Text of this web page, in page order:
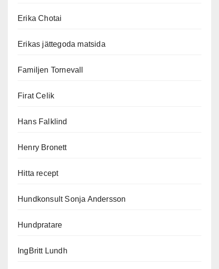
Erika Chotai
Erikas jättegoda matsida
Familjen Tornevall
Firat Celik
Hans Falklind
Henry Bronett
Hitta recept
Hundkonsult Sonja Andersson
Hundpratare
IngBritt Lundh